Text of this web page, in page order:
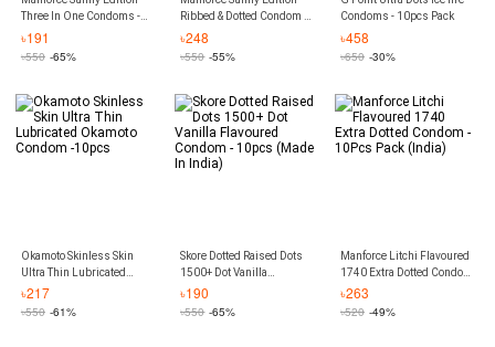
Three In One Condoms -
10Pcs
৳191
৳550 -65%
Ribbed & Dotted Condom -
10Pcs Pack(Made In
৳248
৳550 -55%
Condoms - 10pcs Pack
৳458
৳650 -30%
Okamoto Skinless Skin
Ultra Thin Lubricated
Okamoto Condom -10pcs
৳217
৳550 -61%
Skore Dotted Raised Dots
1500+ Dot Vanilla
Flavoured Condom -
৳190
৳550 -65%
Manforce Litchi Flavoured
1740 Extra Dotted Condom
- 10Pcs Pack (India)
৳263
৳520 -49%